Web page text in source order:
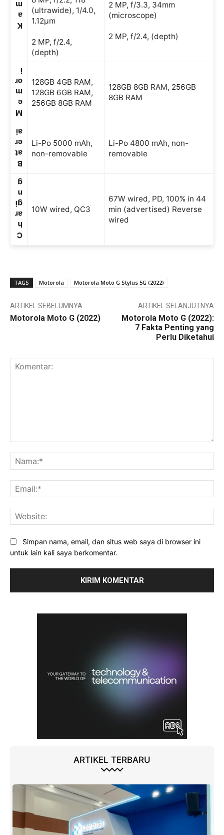
K
a
m
(ultrawide), 1/4.0,
1.12µm
2 MP, f/2.4,
(depth)
2 MP, f/3.3, 34mm
(microscope)
2 MP, f/2.4, (depth)
M
e
m
or
i
128GB 4GB RAM,
128GB 6GB RAM,
256GB 8GB RAM
128GB 8GB RAM, 256GB
8GB RAM
B
at
er
ai
Li-Po 5000 mAh,
non-removable
Li-Po 4800 mAh, non-
removable
C
h
ar
gi
n
g
10W wired, QC3
67W wired, PD, 100% in 44
min (advertised) Reverse
wired
TAGS Motorola Motorola Moto G Stylus 5G (2022)
ARTIKEL SEBELUMNYA
Motorola Moto G (2022)
ARTIKEL SELANJUTNYA
Motorola Moto G (2022):
7 Fakta Penting yang
Perlu Diketahui
Simpan nama, email, dan situs web saya di browser ini
untuk lain kali saya berkomentar.
ARTIKEL TERBARU